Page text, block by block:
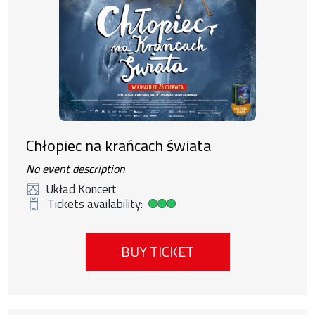
Chłopiec na krańcach świata
No event description
Układ Koncert
Tickets availability:
High ticket availability
BUY TICKET